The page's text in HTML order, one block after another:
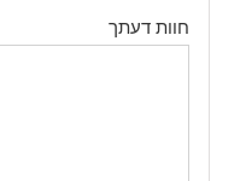
חוות דעתך